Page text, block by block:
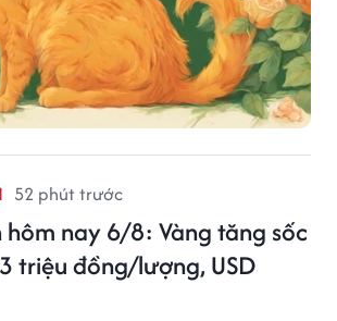
52 phút trước
hôm nay 6/8: Vàng tăng sốc
triệu đồng/lượng, USD